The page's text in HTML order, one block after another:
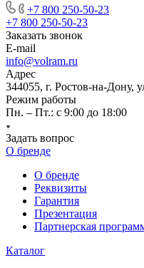
+7 800 250-50-23
+7 800 250-50-23
Заказать звонок
E-mail
info@volram.ru
Адрес
344055, г. Ростов-на-Дону,
Режим работы
Пн. – Пт.: с 9:00 до 18:00
Задать вопрос
О бренде
О бренде
Реквизиты
Гарантия
Презентация
Партнерская
Каталог